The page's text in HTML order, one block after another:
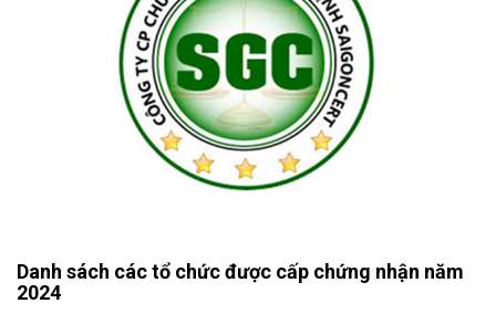
Danh sách các tổ chức được cấp chứng nhận năm
2024